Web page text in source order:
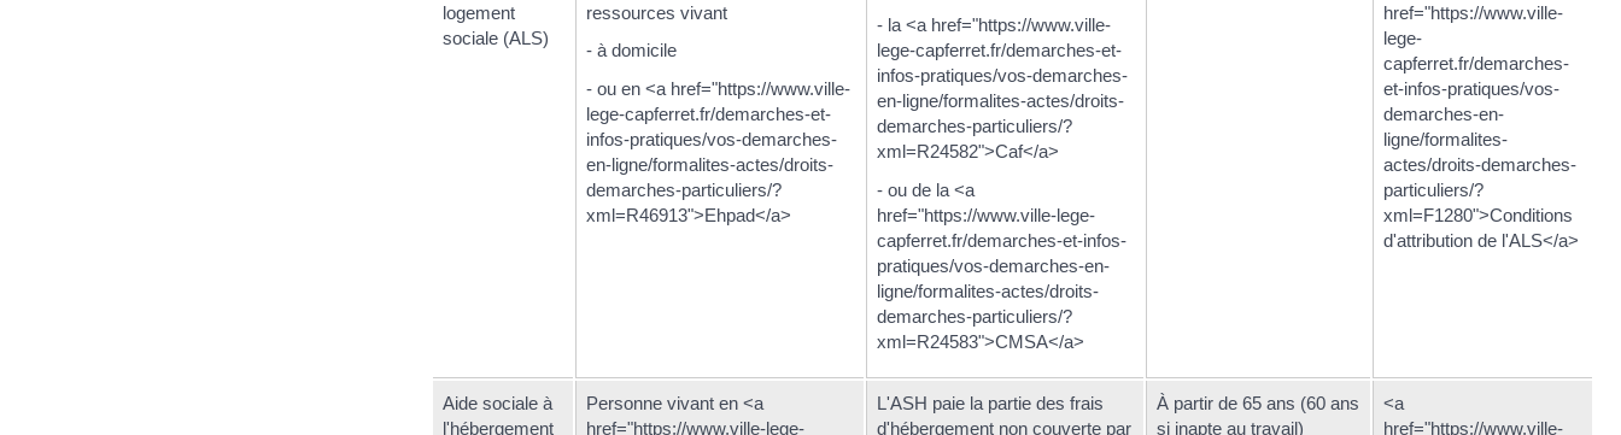
logement
sociale (ALS)
ressources vivant
- à domicile
- ou en <a href="https://www.ville-
lege-capferret.fr/demarches-et-
infos-pratiques/vos-demarches-
en-ligne/formalites-actes/droits-
demarches-particuliers/?
xml=R46913">Ehpad</a>
- la <a href="https://www.ville-
lege-capferret.fr/demarches-et-
infos-pratiques/vos-demarches-
en-ligne/formalites-actes/droits-
demarches-particuliers/?
xml=R24582">Caf</a>
- ou de la <a
href="https://www.ville-lege-
capferret.fr/demarches-et-infos-
pratiques/vos-demarches-en-
ligne/formalites-actes/droits-
demarches-particuliers/?
xml=R24583">CMSA</a>
href="https://www.ville-
lege-
capferret.fr/demarches-
et-infos-pratiques/vos-
demarches-en-
ligne/formalites-
actes/droits-demarches-
particuliers/?
xml=F1280">Conditions
d'attribution de l'ALS</a>
Aide sociale à
l'hébergement
Personne vivant en <a
href="https://www.ville-lege-
L'ASH paie la partie des frais
d'hébergement non couverte par
À partir de 65 ans (60 ans
si inapte au travail)
<a
href="https://www.ville-